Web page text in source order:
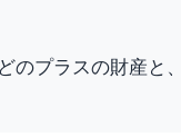
のプラスの財産と